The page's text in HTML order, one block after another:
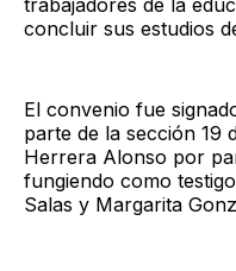
concluir sus estudios
El convenio fue
parte de la sección 19
Herrera Alonso por
fungiendo como
Salas y Margarita